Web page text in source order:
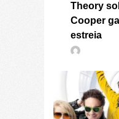
Theory
Cooper
estreia